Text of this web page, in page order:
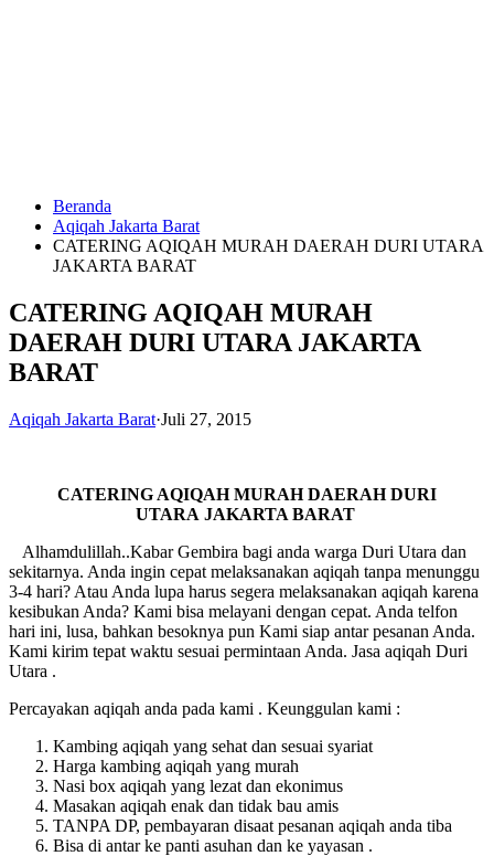
HUBUNGI
KAMI
0823
Beranda
Aqiqah Jakarta Barat
CATERING AQIQAH MURAH DAERAH DURI UTARA
JAKARTA BARAT
CATERING AQIQAH MURAH
DAERAH DURI UTARA JAKARTA
BARAT
Aqiqah Jakarta Barat·Juli 27, 2015
CATERING AQIQAH MURAH DAERAH DURI
UTARA JAKARTA BARAT
Alhamdulillah..Kabar Gembira bagi anda warga Duri Utara dan
sekitarnya. Anda ingin cepat melaksanakan aqiqah tanpa menunggu
3-4 hari? Atau Anda lupa harus segera melaksanakan aqiqah karena
kesibukan Anda? Kami bisa melayani dengan cepat. Anda telfon
hari ini, lusa, bahkan besoknya pun Kami siap antar pesanan Anda.
Kami kirim tepat waktu sesuai permintaan Anda. Jasa aqiqah Duri
Utara .
Percayakan aqiqah anda pada kami . Keunggulan kami :
Kambing aqiqah yang sehat dan sesuai syariat
Harga kambing aqiqah yang murah
Nasi box aqiqah yang lezat dan ekonimus
Masakan aqiqah enak dan tidak bau amis
TANPA DP, pembayaran disaat pesanan aqiqah anda tiba
Bisa di antar ke panti asuhan dan ke yayasan .